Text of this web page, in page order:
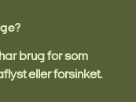
brug for som
eller forsinket.